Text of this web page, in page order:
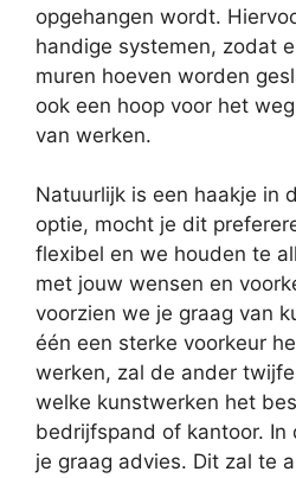
opgehangen wordt.
handige systemen, zodat
muren hoeven worden
ook een hoop voor het
van werken.
Natuurlijk is een haakje in
optie, mocht je dit
flexibel en we houden te
met jouw wensen en
voorzien we je graag van
één een sterke voorkeur
werken, zal de ander
welke kunstwerken het
bedrijfspand of kantoor. In
je graag advies. Dit zal te